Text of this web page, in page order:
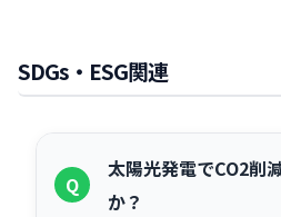
要になった場合、設
が発生するリスクが
PPAが有利です。中小
（即時償却）を活用
購入のメリットが高
金状況・経営方針を
シミュレーションを
リティ補助金では
されているケースが
助金はPPA事業者が
SDGs・ESG関連
Q
太陽光発電でCO2削
か？